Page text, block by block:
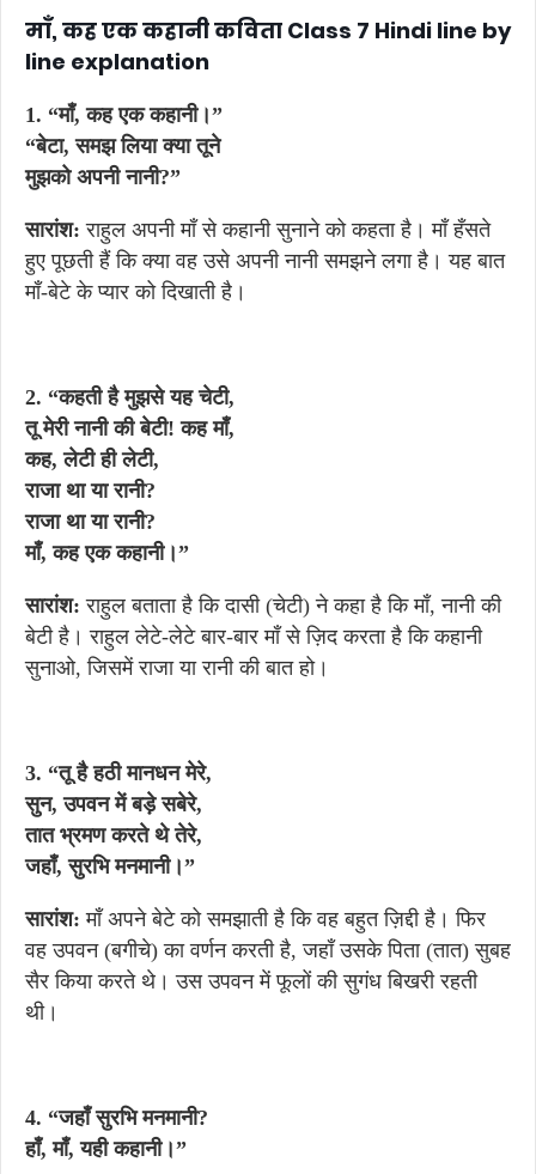
माँ, कह एक कहानी कविता Class 7 Hindi line by
line explanation
1. “माँ, कह एक कहानी।”
“बेटा, समझ लिया क्या तूने
मुझको अपनी नानी?”
सारांश:राहुल अपनी माँ से कहानी सुनाने को कहता है। माँ हँसते
हुए पूछती हैं कि क्या वह उसे अपनी नानी समझने लगा है। यह बात
माँ-बेटे के प्यार को दिखाती है।
2. “कहती है मुझसे यह चेटी,
तू मेरी नानी की बेटी! कह माँ,
कह, लेटी ही लेटी,
राजा था या रानी?
राजा था या रानी?
माँ, कह एक कहानी।”
सारांश: राहुल बताता है कि दासी (चेटी) ने कहा है कि माँ, नानी की
बेटी है। राहुल लेटे-लेटे बार-बार माँ से ज़िद करता है कि कहानी
सुनाओ, जिसमें राजा या रानी की बात हो।
3. “तू है हठी मानधन मेरे,
सुन, उपवन में बड़े सबेरे,
तात भ्रमण करते थे तेरे,
जहाँ, सुरभि मनमानी।”
सारांश:माँ अपने बेटे को समझाती है कि वह बहुत ज़िद्दी है। फिर
वह उपवन (बगीचे) का वर्णन करती है, जहाँ उसके पिता (तात) सुबह
सैर किया करते थे। उस उपवन में फूलों की सुगंध बिखरी रहती
थी।
4. “जहाँ सुरभि मनमानी?
हाँ, माँ, यही कहानी।”